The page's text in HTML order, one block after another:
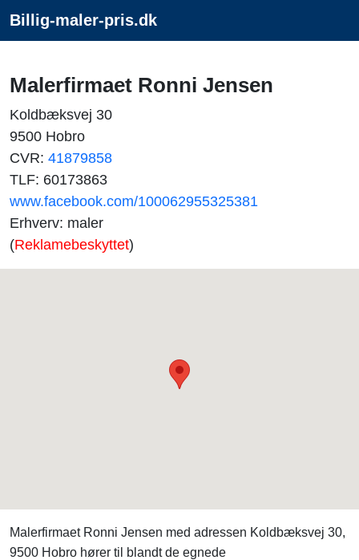
Billig-maler-pris.dk
Malerfirmaet Ronni Jensen
Koldbæksvej 30
9500 Hobro
CVR: 41879858
TLF: 60173863
www.facebook.com/100062955325381
Erhverv: maler
(Reklamebeskyttet)
Malerfirmaet Ronni Jensen med adressen Koldbæksvej 30,
9500 Hobro hører til blandt de egnede